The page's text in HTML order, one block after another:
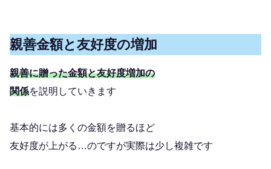
親善金額と友好度の増加
親善に贈った金額と友好度増加の
関係を説明していきます
基本的には多くの金額を贈るほど
友好度が上がる…のですが実際は少し複雑です